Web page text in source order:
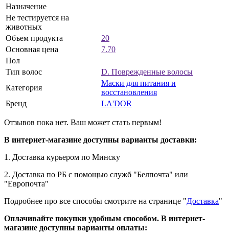
Назначение
Не тестируется на
животных
Объем продукта
20
Основная цена
7.70
Пол
Тип волос
D. Поврежденные волосы
Категория
Маски для питания и
восстановления
Бренд
LA'DOR
Отзывов пока нет. Ваш может стать первым!
В интернет-магазине доступны варианты доставки:
1. Доставка курьером по Минску
2. Доставка по РБ с помощью служб "Белпочта" или
"Европочта"
Подробнее про все способы смотрите на странице "Доставка"
Оплачивайте покупки удобным способом. В интернет-
магазине доступны варианты оплаты: